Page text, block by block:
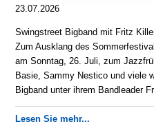
23.07.2026
Swingstreet Bigband mit Fritz
Zum Ausklang des
am Sonntag, 26. Juli, zum
Basie, Sammy Nestico und viele
Bigband unter ihrem Bandleader
Lesen Sie mehr...